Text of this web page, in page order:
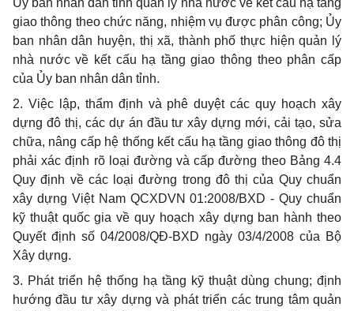
Ủy ban nhân dân tỉnh quản lý nhà nước về kết cấu hạ tầng
giao thông theo chức năng, nhiệm vụ được phân công; Ủy
ban nhân dân huyện, thị xã, thành phố thực hiện quản lý
nhà nước về kết cấu hạ tầng giao thông theo phân cấp
của Ủy ban nhân dân tỉnh.
2. Việc lập, thẩm định và phê duyệt các quy hoạch xây
dựng đô thị, các dự án đầu tư xây dựng mới, cải tạo, sửa
chữa, nâng cấp hệ thống kết cấu hạ tầng giao thông đô thị
phải xác định rõ loại đường và cấp đường theo Bảng 4.4
Quy định về các loại đường trong đô thị của Quy chuẩn
xây dựng Việt Nam QCXDVN 01:2008/BXD - Quy chuẩn
kỹ thuật quốc gia về quy hoạch xây dựng ban hành theo
Quyết định số 04/2008/QĐ-BXD ngày 03/4/2008 của Bộ
Xây dựng.
3. Phát triển hệ thống hạ tầng kỹ thuật dùng chung; định
hướng đầu tư xây dựng và phát triển các trung tâm quản